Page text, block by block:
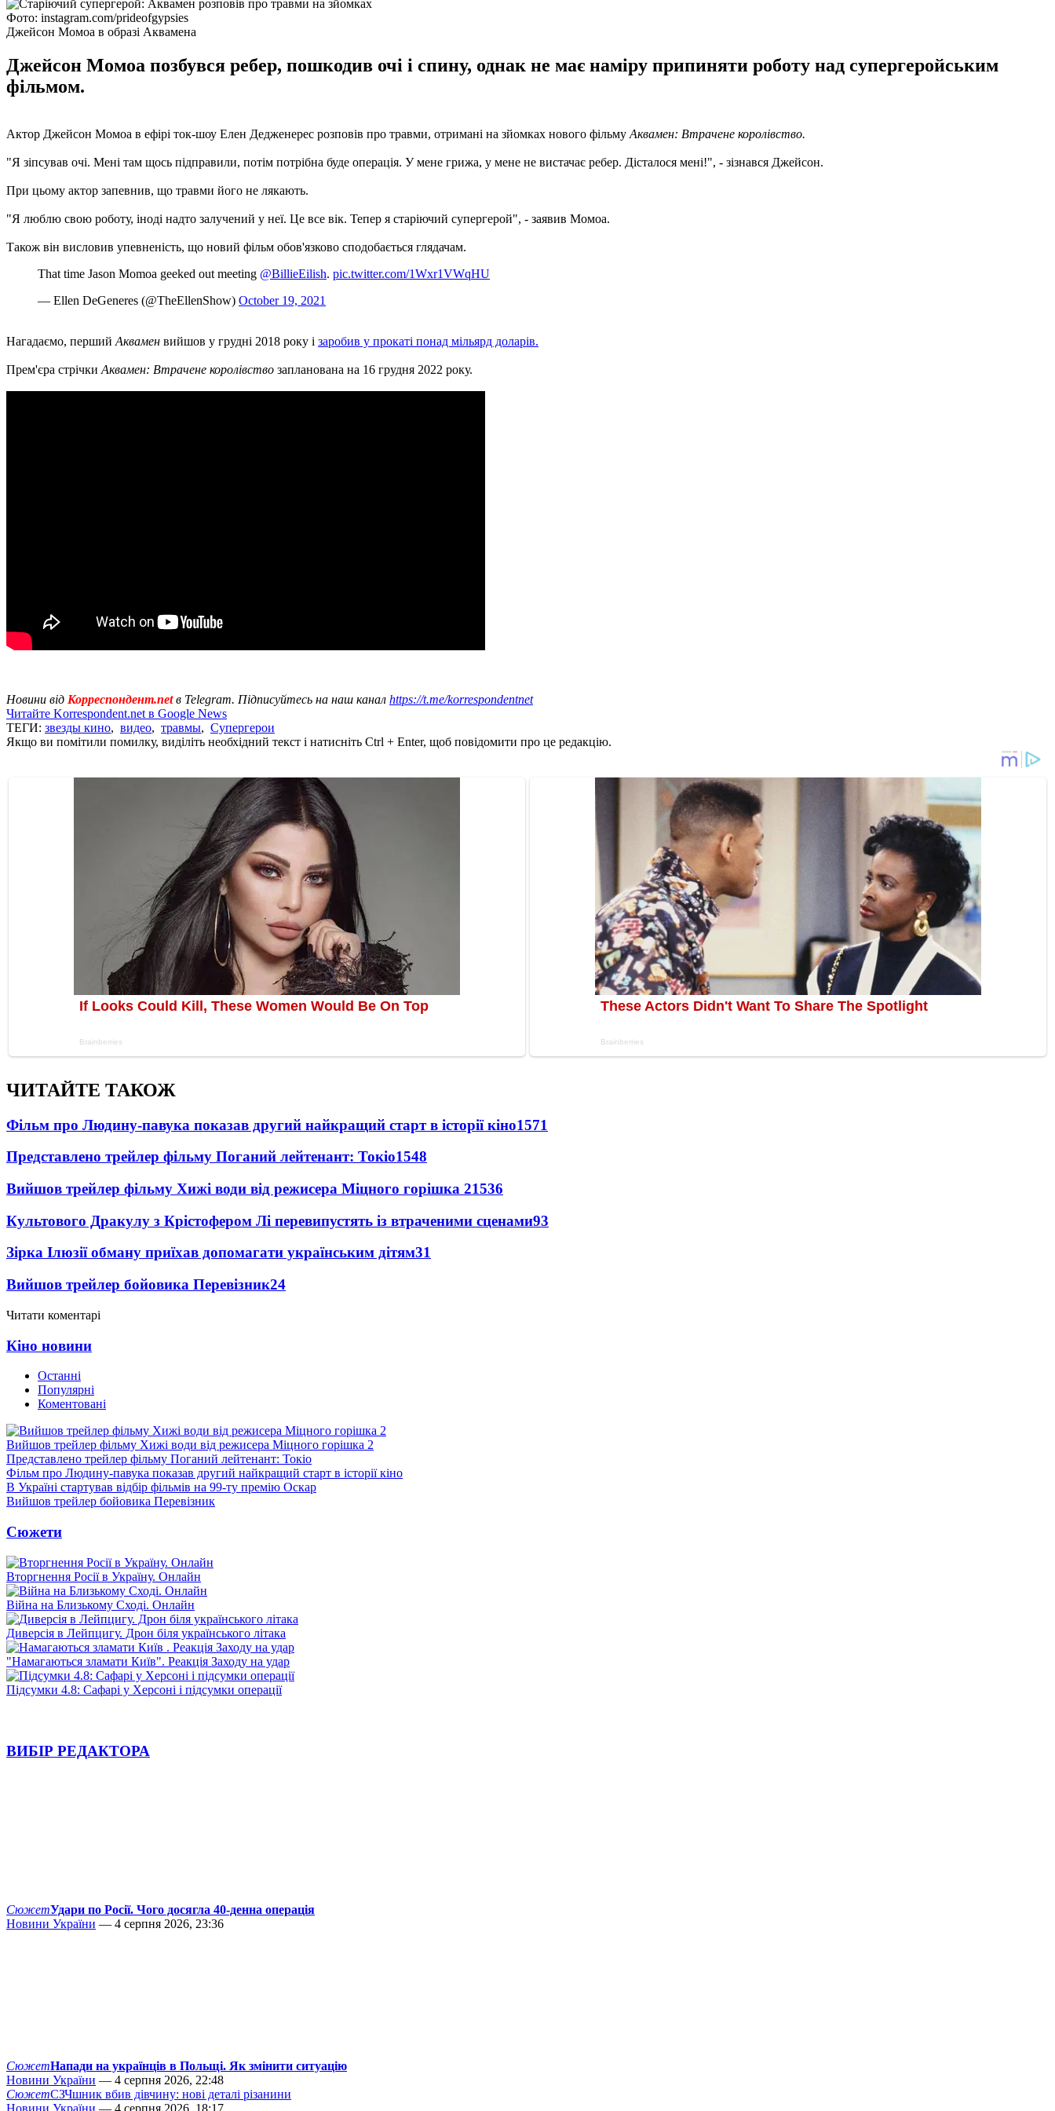
Фото: instagram.com/prideofgypsies
Джейсон Момоа в образі Аквамена
Джейсон Момоа позбувся ребер, пошкодив очі і спину, однак не має наміру припиняти роботу над супергеройським
фільмом.
Актор Джейсон Момоа в ефірі ток-шоу Елен Дедженерес розповів про травми, отримані на зйомках нового фільму Аквамен: Втрачене королівство.
"Я зіпсував очі. Мені там щось підправили, потім потрібна буде операція. У мене грижа, у мене не вистачає ребер. Дісталося мені!", - зізнався Джейсон.
При цьому актор запевнив, що травми його не лякають.
"Я люблю свою роботу, іноді надто залучений у неї. Це все вік. Тепер я старіючий супергерой", - заявив Момоа.
Також він висловив упевненість, що новий фільм обов'язково сподобається глядачам.
That time Jason Momoa geeked out meeting @BillieEilish. pic.twitter.com/1Wxr1VWqHU
— Ellen DeGeneres (@TheEllenShow) October 19, 2021
Нагадаємо, перший Аквамен вийшов у грудні 2018 року і заробив у прокаті понад мільярд доларів.
Прем'єра стрічки Аквамен: Втрачене королівство запланована на 16 грудня 2022 року.
Новини від Корреспондент.netв Telegram. Підписуйтесь на наш канал https://t.me/korrespondentnet
Читайте Korrespondent.net в Google News
ТЕГИ: звезды кино, видео, травмы, Супергерои
Якщо ви помітили помилку, виділіть необхідний текст і натисніть Ctrl + Enter, щоб повідомити про це редакцію.
ЧИТАЙТЕ ТАКОЖ
Фільм про Людину-павука показав другий найкращий старт в історії кіно1571
Представлено трейлер фільму Поганий лейтенант: Токіо1548
Вийшов трейлер фільму Хижі води від режисера Міцного горішка 21536
Культового Дракулу з Крістофером Лі перевипустять із втраченими сценами93
Зірка Ілюзії обману приїхав допомагати українським дітям31
Вийшов трейлер бойовика Перевізник24
Читати коментарі
Кіно новини
Останні
Популярні
Коментовані
Вийшов трейлер фільму Хижі води від режисера Міцного горішка 2
Представлено трейлер фільму Поганий лейтенант: Токіо
Фільм про Людину-павука показав другий найкращий старт в історії кіно
В Україні стартував відбір фільмів на 99-ту премію Оскар
Вийшов трейлер бойовика Перевізник
Сюжети
Вторгнення Росії в Україну. Онлайн
Війна на Близькому Сході. Онлайн
Диверсія в Лейпцигу. Дрон біля українського літака
"Намагаються зламати Київ". Реакція Заходу на удар
Підсумки 4.8: Сафарі у Херсоні і підсумки операції
ВИБІР РЕДАКТОРА
СюжетУдари по Росії. Чого досягла 40-денна операція
Новини України — 4 серпня 2026, 23:36
СюжетНапади на українців в Польщі. Як змінити ситуацію
Новини України — 4 серпня 2026, 22:48
СюжетСЗЧшник вбив дівчину: нові деталі різанини